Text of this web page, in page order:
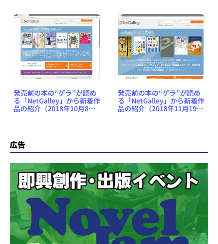
発売前の本の“ゲラ”が読め
る「NetGalley」から新着作
品の紹介（2018年10月8日
発売前の本の“ゲラ”が読め
る「NetGalley」から新着作
品の紹介（2018年11月19日
広告